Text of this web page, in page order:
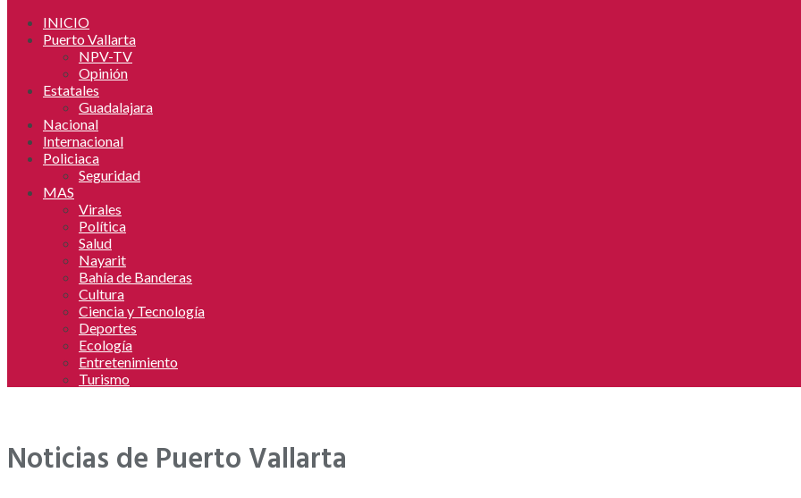
INICIO
Puerto Vallarta
NPV-TV
Opinión
Estatales
Guadalajara
Nacional
Internacional
Policiaca
Seguridad
MAS
Virales
Política
Salud
Nayarit
Bahía de Banderas
Cultura
Ciencia y Tecnología
Deportes
Ecología
Entretenimiento
Turismo
Noticias de Puerto Vallarta